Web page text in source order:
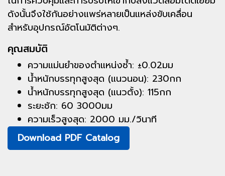
ดังนั้นจึงใช้กันอย่างแพร่หลายเป็นแหล่งขับเคลื่อน
สำหรับอุปกรณ์อัตโนมัติต่างๆ.
คุณสมบัติ
ความแม่นยำของตำแหน่งซ้ำ: ±0.02มม
น้ำหนักบรรทุกสูงสุด (แนวนอน): 230กก
น้ำหนักบรรทุกสูงสุด (แนวตั้ง): 115กก
ระยะชัก: 60 3000มม
ความเร็วสูงสุด: 2000 มม./วินาที
Download PDF Catalog